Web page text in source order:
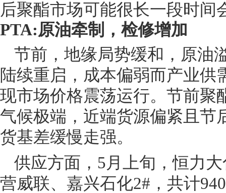
后聚酯市场可能很长一段时间
PTA:原油牵制，检修增加
节前，地缘局势缓和，原油
陆续重启，成本偏弱而产业供
现市场价格震荡运行。节前聚
气候极端，近端货源偏紧且节
货基差缓慢走强。
供应方面，5月上旬，恒力
营威联、嘉兴石化2#，共计